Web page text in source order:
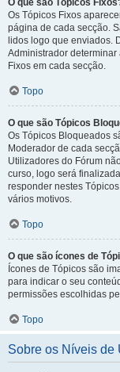
O que são Tópicos
Os Tópicos Fixos
página de cada secção.
lidos logo que enviados.
Administrador
Fixos em cada secção.
Topo
O que são Tópicos
Os Tópicos Bloqueados
Moderador de cada
Utilizadores do Fórum
curso, logo será
responder nestes
vários motivos.
Topo
O que são ícones de
Ícones de Tópicos são
para indicar o seu
permissões escolhidas
Topo
Sobre os Níveis de